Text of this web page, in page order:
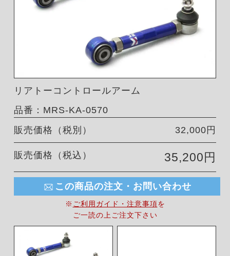
リアトーコントロールアーム
品番：MRS-KA-0570
販売価格（税別）
32,000円
販売価格（税込） 35,200円
この商品の注文・お問い合わせ
※ ご利用ガイド・注意事項を
ご一読の上ご注文下さい